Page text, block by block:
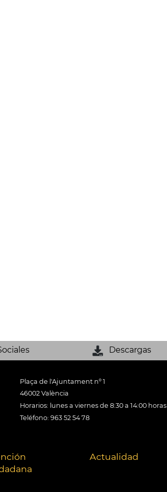
Descargas
Plaça de l'Ajuntament nº 1
46002 València
Horarios: lunes a viernes de 8:30 a 14:00 horas
Teléfono: 963 52 54 78
Actualidad